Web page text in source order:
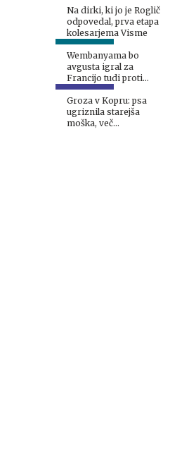
Na dirki, ki jo je Roglič
odpovedal, prva etapa
kolesarjema Visme
Wembanyama bo
avgusta igral za
Francijo tudi proti
Sloveniji
Groza v Kopru: psa
ugriznila starejša
moška, več